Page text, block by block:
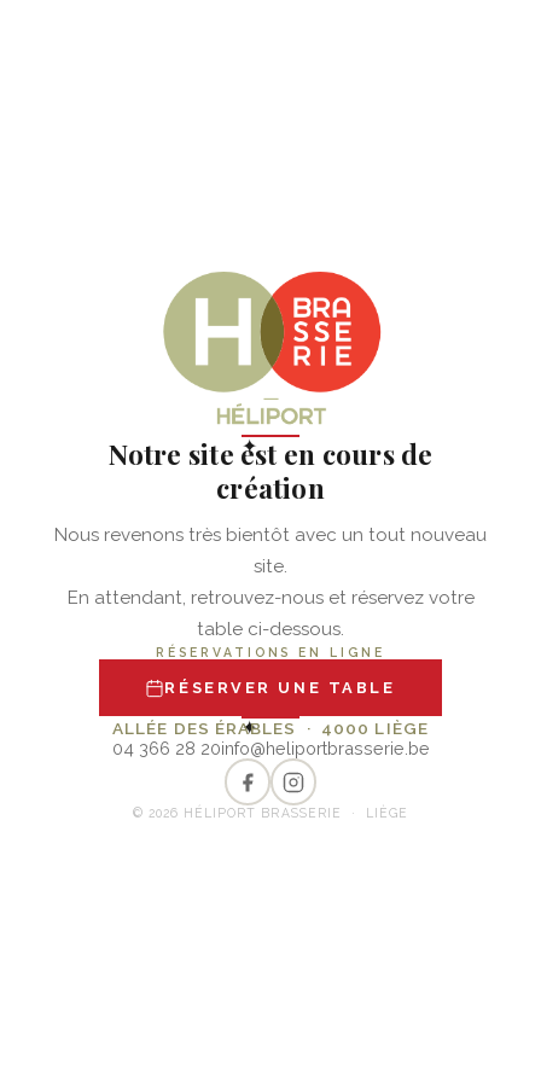
✦
Notre site est en cours de
création
Nous revenons très bientôt avec un tout nouveau
site.
En attendant, retrouvez-nous et réservez votre
table ci-dessous.
RÉSERVATIONS EN LIGNE
RÉSERVER UNE TABLE
✦
ALLÉE DES ÉRABLES · 4000 LIÈGE
04 366 28 20info@heliportbrasserie.be
© 2026 HÉLIPORT BRASSERIE · LIÈGE